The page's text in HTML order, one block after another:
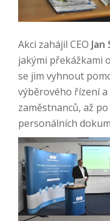
Akci zahájil CEO Jan
jakými překážkami
se jim vyhnout
výběrového řízení
zaměstnanců, až
personálních